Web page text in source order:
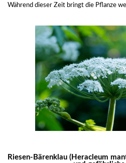
Während dieser Zeit bringt die Pflanze
Riesen-Bärenklau (Heracleum